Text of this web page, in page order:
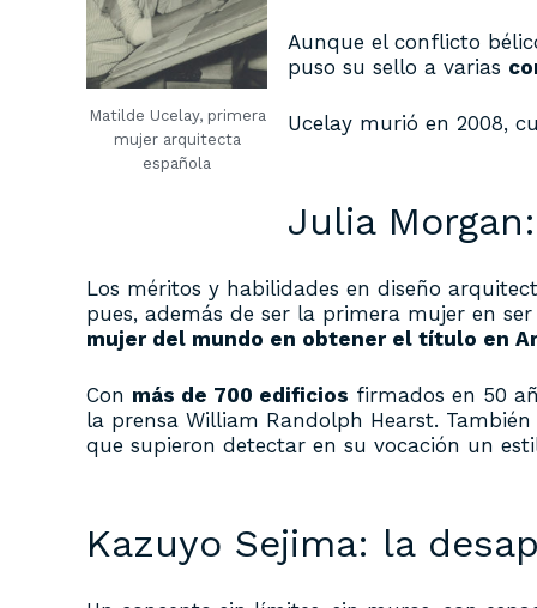
Matilde Ucelay, primera
mujer arquitecta
española
Aunque el conflicto
puso su sello a varias
Ucelay murió en 2008,
Julia
Los méritos y habilidades en diseño
pues, además de ser la primera mujer en
mujer del mundo en obtener el título en
Con más de 700 edificios firmados en 50
la prensa William Randolph Hearst.
que supieron detectar en su vocación un
Kazuyo Sejima: la